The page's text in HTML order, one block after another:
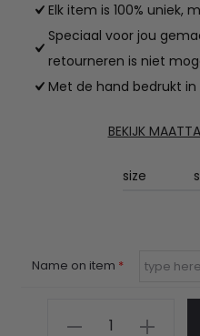
Elk item is 100% uniek,
Speciaal voor jou
retourneren is niet
Met de hand bedrukt
BEKIJK
size
Name on item *